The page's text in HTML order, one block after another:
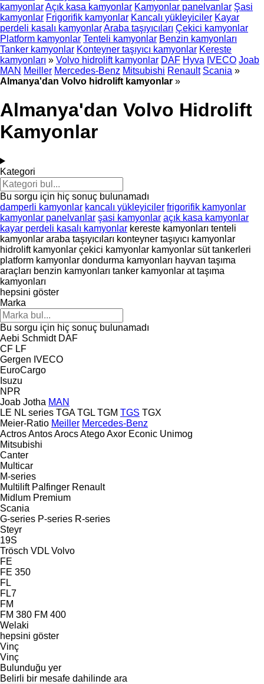
kamyonlarAçık kasa kamyonlar Kamyonlar panelvanlar Şasi
kamyonlar Frigorifik kamyonlar Kancalı yükleyiciler Kayar
perdeli kasalı kamyonlarAraba taşıyıcıları Çekici kamyonlar
Platform kamyonlar Tenteli kamyonlar Benzin kamyonları
Tanker kamyonlar Konteyner taşıyıcı kamyonlar Kereste
kamyonları » Volvo hidrolift kamyonlar DAF Hyva IVECO Joab
MAN Meiller Mercedes-Benz Mitsubishi Renault Scania »
Almanya'dan Volvo hidrolift kamyonlar »
Almanya'dan Volvo Hidrolift
Kamyonlar
Kategori
Bu sorgu için hiç sonuç bulunamadı
damperli kamyonlar kancalı yükleyiciler frigorifik kamyonlar
kamyonlar panelvanlar şasi kamyonlar açık kasa kamyonlar
kayar perdeli kasalı kamyonlar kereste kamyonları tenteli
kamyonlar araba taşıyıcıları konteyner taşıyıcı kamyonlar
hidrolift kamyonlar çekici kamyonlar kamyonlar süt tankerleri
platform kamyonlar dondurma kamyonları hayvan taşıma
araçları benzin kamyonları tanker kamyonlar at taşıma
kamyonları
hepsini göster
Marka
Bu sorgu için hiç sonuç bulunamadı
Aebi Schmidt DAF
CF LF
Gergen IVECO
EuroCargo
Isuzu
NPR
Joab Jotha MAN
LE NL series TGA TGL TGM TGS TGX
Meier-Ratio Meiller Mercedes-Benz
ActrosAntosArocsAtegoAxor Econic Unimog
Mitsubishi
Canter
Multicar
M-series
Multilift Palfinger Renault
Midlum Premium
Scania
G-series P-series R-series
Steyr
19S
Trösch VDL Volvo
FE
FE 350
FL
FL7
FM
FM 380 FM 400
Welaki
hepsini göster
Vinç
Vinç
Bulunduğu yer
Belirli bir mesafe dahilinde ara